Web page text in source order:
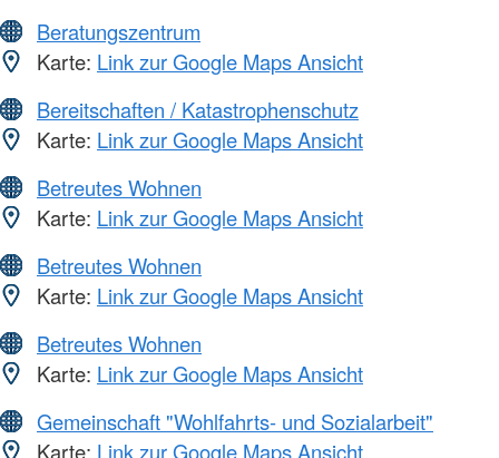
Beratungszentrum
Karte: Link zur Google Maps Ansicht
Bereitschaften / Katastrophenschutz
Karte: Link zur Google Maps Ansicht
Betreutes Wohnen
Karte: Link zur Google Maps Ansicht
Betreutes Wohnen
Karte: Link zur Google Maps Ansicht
Betreutes Wohnen
Karte: Link zur Google Maps Ansicht
Gemeinschaft "Wohlfahrts- und Sozialarbeit"
Karte: Link zur Google Maps Ansicht